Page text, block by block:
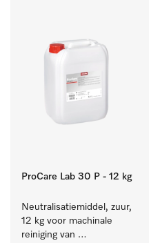
ProCare Lab 30 P - 12 kg
Neutralisatiemiddel, zuur,
12 kg voor machinale
reiniging van